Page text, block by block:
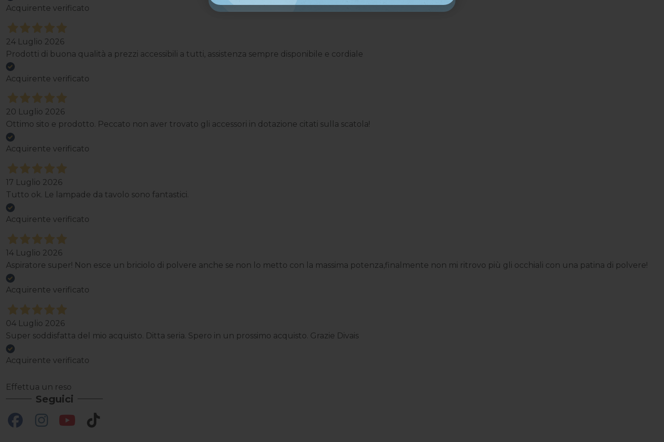
Acquirente verificato
24 Luglio 2026
Prodotti di buona qualità a prezzi accessibili a tutti, assistenza sempre disponibile e cordiale
Acquirente verificato
20 Luglio 2026
Ottimo sito e prodotto. Peccato non aver trovato gli accessori in dotazione citati sulla scatola!
Acquirente verificato
17 Luglio 2026
Tutto ok. Le lampade da tavolo sono fantastici.
Acquirente verificato
14 Luglio 2026
Aspiratore super! Non esce un briciolo di polvere anche se non lo metto con la massima potenza,finalmente non mi ritrovo più gli occhiali con una patina di polvere!
Acquirente verificato
04 Luglio 2026
Super soddisfatta del mio acquisto. Ditta seria. Spero in un prossimo acquisto. Grazie Divais
Acquirente verificato
Effettua un reso
Seguici